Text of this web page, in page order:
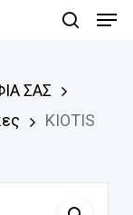
ΣΑΣ
KIOTIS